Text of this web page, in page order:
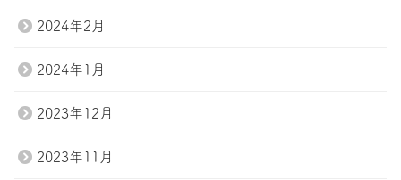
2024年2月
2024年1月
2023年12月
2023年11月